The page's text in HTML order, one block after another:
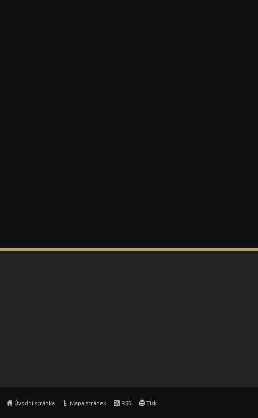
Úvodní stránka Mapa stránek RSS Tisk